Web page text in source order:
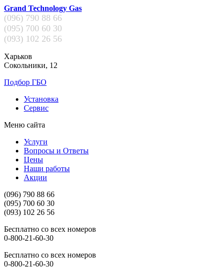
Grand Technology Gas
(096) 790 88 66
(095) 700 60 30
(093) 102 26 56
Харьков
Сокольники, 12
Подбор ГБО
Установка
Сервис
Меню сайта
Услуги
Вопросы и Ответы
Цены
Наши работы
Акции
(096) 790 88 66
(095) 700 60 30
(093) 102 26 56
Бесплатно со всех номеров
0-800-21-60-30
Бесплатно со всех номеров
0-800-21-60-30